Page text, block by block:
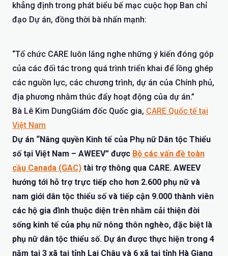
khẳng định trong phát biểu bế mạc cuộc họp Ban chỉ
đạo Dự án, đồng thời bà nhấn mạnh:
“Tổ chức CARE luôn lắng nghe những ý kiến đóng góp
của các đối tác trong quá trình triển khai để lồng ghép
các nguồn lực, các chương trình, dự án của Chính phủ,
địa phương nhằm thúc đẩy hoạt động của dự án.”
Bà Lê Kim DungGiám đốc Quốc gia, CARE Quốc tế tại
Việt Nam
Dự án “Nâng quyền Kinh tế của Phụ nữ Dân tộc Thiểu
số tại Việt Nam – AWEEV” được Bộ các vấn đề toàn
cầu Canada (GAC) tài trợ thông qua CARE. AWEEV
hướng tới hỗ trợ trực tiếp cho hơn 2.600 phụ nữ và
nam giới dân tộc thiểu số và tiếp cận 9.000 thành viên
các hộ gia đình thuộc diện trên nhằm cải thiện đời
sống kinh tế của phụ nữ nông thôn nghèo, đặc biệt là
phụ nữ dân tộc thiểu số. Dự án được thực hiện trong 4
năm tại 3 xã tại tỉnh Lai Châu và 6 xã tại tỉnh Hà Giang